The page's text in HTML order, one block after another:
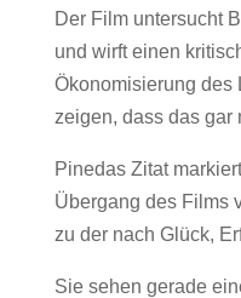
Der Film untersucht
und wirft einen
Ökonomisierung des
zeigen, dass das gar
Pinedas Zitat
Übergang des Films
zu der nach Glück,
Sie sehen gerade